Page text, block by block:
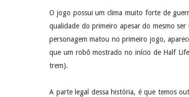
O jogo possui um clima muito forte de
qualidade do primeiro apesar do mesmo
personagem matou no primeiro jogo,
que um robô mostrado no início de Half
trem).
A parte legal dessa história, é que temos